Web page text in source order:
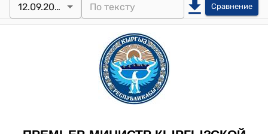
12.09.2012 Сравнение